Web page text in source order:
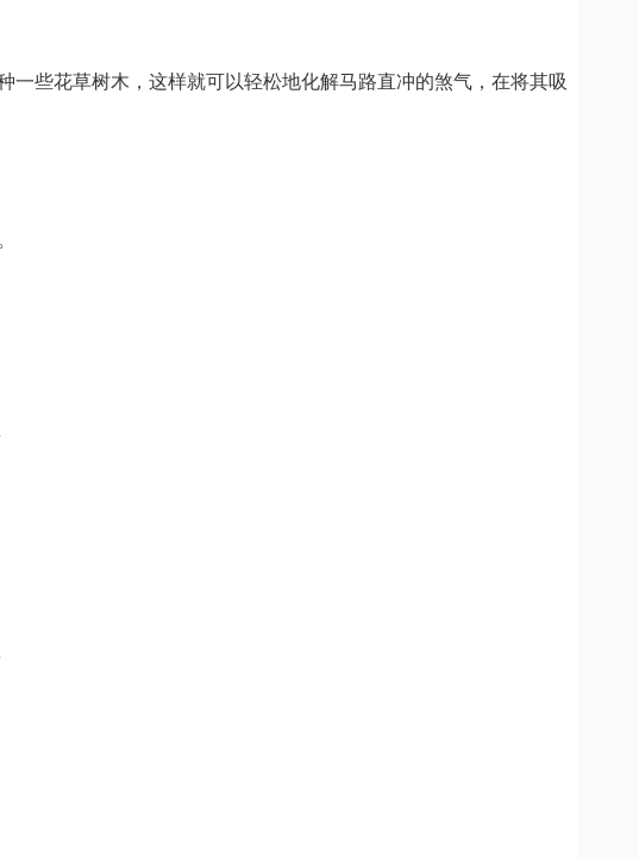
些花草树木，这样就可以轻松地化解马路直冲的煞气，在将其吸